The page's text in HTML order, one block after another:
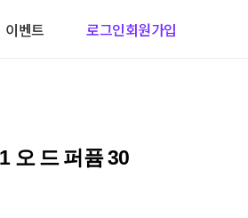
이벤트 로그인회원가입
오 드 퍼퓸 30